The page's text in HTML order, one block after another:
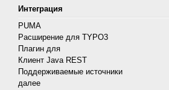
Интеграция
PUMA
Расширение для TYPO3
Плагин для
Клиент Java REST
Поддерживаемые источники
далее